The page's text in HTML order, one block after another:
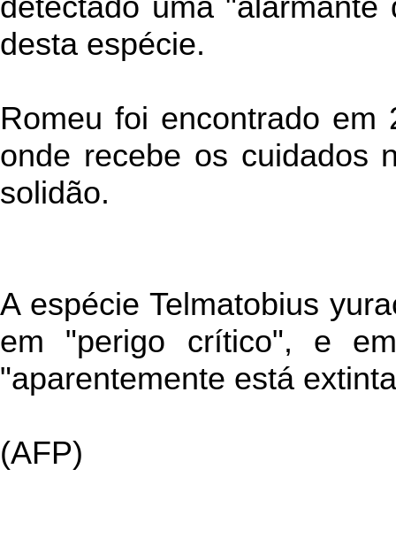
desta espécie.
Romeu foi encontrado
onde recebe os cuidados
solidão.
A espécie Telmatobius
em "perigo crítico", e
"aparentemente está
(AFP)